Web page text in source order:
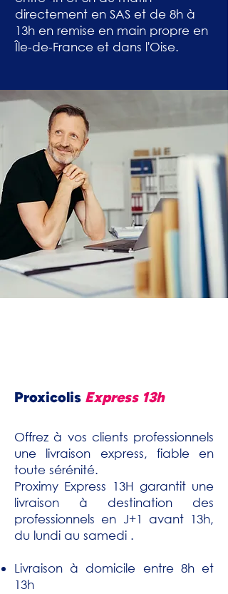
directement en SAS et de 8h à
13h en remise en main propre en
Île-de-France et dans l'Oise.
Proxicolis Express 13h
Offrez à vos clients professionnels
une livraison express, fiable en
toute sérénité.
Proximy Express 13H garantit une
livraison à destination des
professionnels en J+1 avant 13h,
du lundi au samedi .
Livraison à domicile entre 8h et
13h